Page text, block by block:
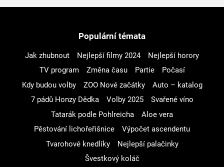
Populární témata
Jak zhubnout Nejlepší filmy 2024
Nejlepší horory
TV program
Změna času Partie
Počasí
Kdy budou volby
ZOO Nové začátky
Auto – katalog
7 pádů Honzy Dědka
Volby 2025
Svařené víno
Tatarák podle Pohlreicha
Aloe vera
Pěstování lichořeřišnice
Výpočet ascendentu
Tvarohové knedlíky
Nejlepší palačinky
Švestkový koláč